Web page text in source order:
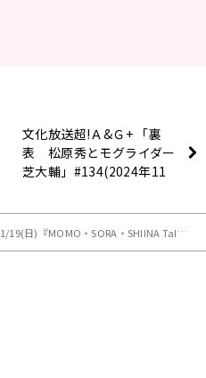
文化放送超!Ａ&Ｇ+ 「裏
表 松原秀とモグライダー
芝大輔」#134(2024年11
1/19(日)『MOMO・SORA・SHIINA Talking Box』番組イベント開催決定！ 第1弾は雨宮天さんが担当＆チケット先行申込受付中！